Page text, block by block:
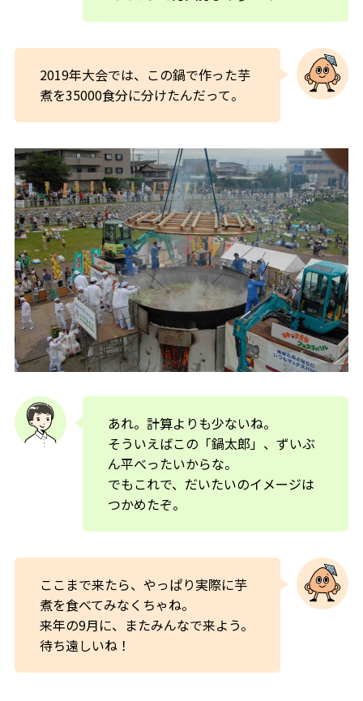
2019年大会では、この鍋で作った芋
煮を35000食分に分けたんだって。
あれ。計算よりも少ないね。
そういえばこの「鍋太郎」、ずいぶ
ん平べったいからな。
でもこれで、だいたいのイメージは
つかめたぞ。
ここまで来たら、やっぱり実際に芋
煮を食べてみなくちゃね。
来年の9月に、またみんなで来よう。
待ち遠しいね！